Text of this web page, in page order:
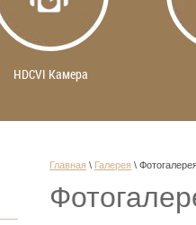
HDCVI Камера
Главная \ Галерея \